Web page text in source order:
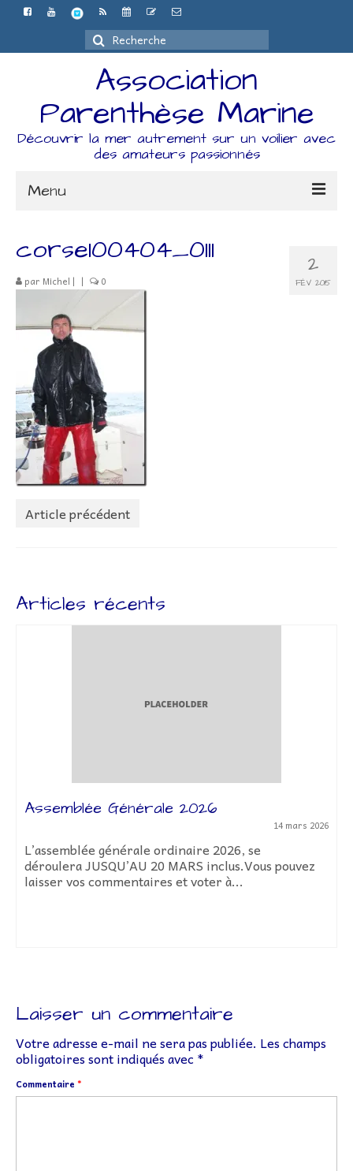
Rechercher
:
Association
Parenthèse Marine
Découvrir la mer autrement sur un voilier avec
des amateurs passionnés
Menu
Espace Adhérents
Organisation
Lettr’Infos
Embarquez
Bateaux
Adhérer à l’association
Préparatifs
Contact
2
FÉV 2015
corse100404_0111
par Michel | | 0
Article précédent
Articles récents
Assemblée Générale 2026
14 mars 2026
L’assemblée générale ordinaire 2026, se
déroulera JUSQU’AU 20 MARS inclus.Vous pouvez
laisser vos commentaires et voter à...
Laisser un commentaire
Votre adresse e-mail ne sera pas publiée. Les champs
obligatoires sont indiqués avec *
Commentaire *